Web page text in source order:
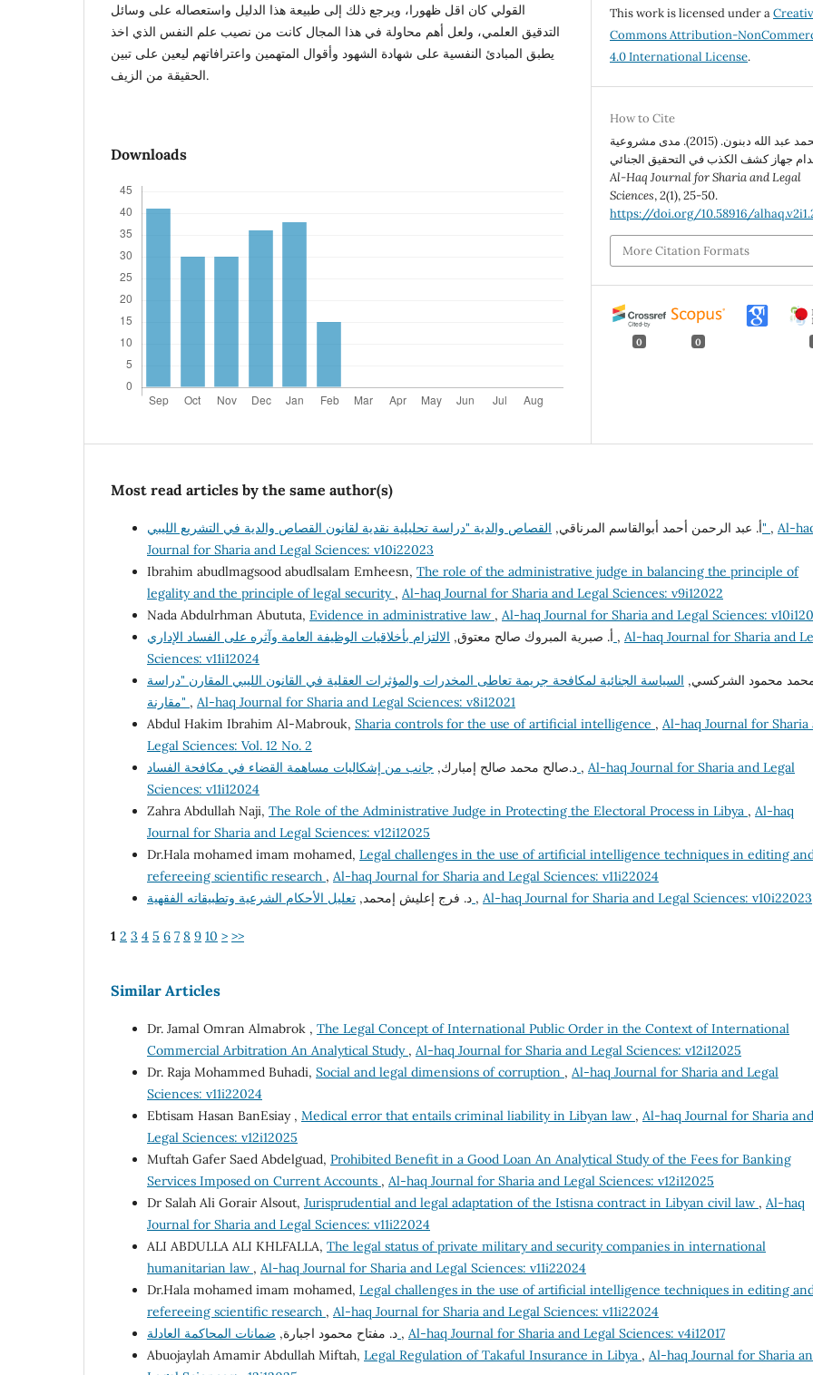
القولي كان اقل ظهورا، ويرجع ذلك إلى طبيعة هذا الدليل واستعصاله على وسائل
التدقيق العلمي، ولعل أهم محاولة في هذا المجال كانت من نصيب علم النفس الذي اخذ
يطبق المبادئ النفسية على شهادة الشهود وأقوال المتهمين واعترافاتهم ليعين على تبين
الحقيقة من الزيف.
Downloads
This work is licensed under a
Commons Attribution-
4.0 International License.
How to Cite
محمد عبد الله دبنون. (2015). مدى مشروعية
Al-Haq Journal for Sharia and Legal
Sciences,2(1), 25-50.
https://doi.org/10.58916/
More Citation Formats
0 0
Most read articles by the same author(s)
أ. عبد الرحمن أحمد أبوالقاسم المرناقي,القصاص والدية "دراسة تحليلية نقدية لقانون القصاص والدية في التشريع الليبي" , Al-
Journal for Sharia and Legal Sciences: v10i22023
Ibrahim abudlmagsood abudlsalam Emheesn, The role of the administrative judge in balancing the principle of
legality and the principle of legal security , Al-haq Journal for Sharia and Legal Sciences: v9i12022
Nada Abdulrhman Abututa, Evidence in administrative law , Al-haq Journal for Sharia and Legal Sciences:
أ‌. صبرية المبروك صالح معتوق, , Al-haq Journal for Sharia and
Sciences: v11i12024
محمود الشركسي, السياسة الجنائية لمكافحة جريمة تعاطى المخدرات والمؤثرات العقلية في القانون الليبي المقارن "دراسة
مقارنة" , Al-haq Journal for Sharia and Legal Sciences: v8i12021
Abdul Hakim Ibrahim Al-Mabrouk, Sharia controls for the use of artificial intelligence , Al-haq Journal for Sharia
Legal Sciences: Vol. 12 No. 2
د.صالح محمد صالح إمبارك, , Al-haq Journal for Sharia and Legal
Sciences: v11i12024
Zahra Abdullah Naji, The Role of the Administrative Judge in Protecting the Electoral Process in Libya , Al-haq
Journal for Sharia and Legal Sciences: v12i12025
Dr.Hala mohamed imam mohamed, Legal challenges in the use of artificial intelligence techniques in editing
refereeing scientific research , Al-haq Journal for Sharia and Legal Sciences: v11i22024
د. فرج إعليش إمحمد, , Al-haq Journal for Sharia and Legal Sciences: v10i22023
1 2 3 4 5 6 7 8 9 10 > >>
Similar Articles
Dr. Jamal Omran Almabrok , The Legal Concept of International Public Order in the Context of International
Commercial Arbitration An Analytical Study , Al-haq Journal for Sharia and Legal Sciences: v12i12025
Dr. Raja Mohammed Buhadi, Social and legal dimensions of corruption , Al-haq Journal for Sharia and Legal
Sciences: v11i22024
Ebtisam Hasan BanEsiay , Medical error that entails criminal liability in Libyan law , Al-haq Journal for Sharia and
Legal Sciences: v12i12025
Muftah Gafer Saed Abdelguad, Prohibited Benefit in a Good Loan An Analytical Study of the Fees for Banking
Services Imposed on Current Accounts , Al-haq Journal for Sharia and Legal Sciences: v12i12025
Dr Salah Ali Gorair Alsout, Jurisprudential and legal adaptation of the Istisna contract in Libyan civil law , Al-haq
Journal for Sharia and Legal Sciences: v11i22024
ALI ABDULLA ALI KHLFALLA, The legal status of private military and security companies in international
humanitarian law , Al-haq Journal for Sharia and Legal Sciences: v11i22024
Dr.Hala mohamed imam mohamed, Legal challenges in the use of artificial intelligence techniques in editing
refereeing scientific research , Al-haq Journal for Sharia and Legal Sciences: v11i22024
د. مفتاح محمود اجبارة, , Al-haq Journal for Sharia and Legal Sciences: v4i12017
Abuojaylah Amamir Abdullah Miftah, Legal Regulation of Takaful Insurance in Libya , Al-haq Journal for Sharia